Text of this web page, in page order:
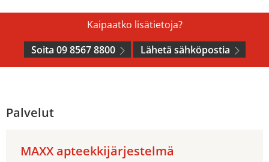
Kaipaatko lisätietoja?
Soita 09 8567 8800
Lähetä sähköpostia
Palvelut
MAXX apteekkijärjestelmä